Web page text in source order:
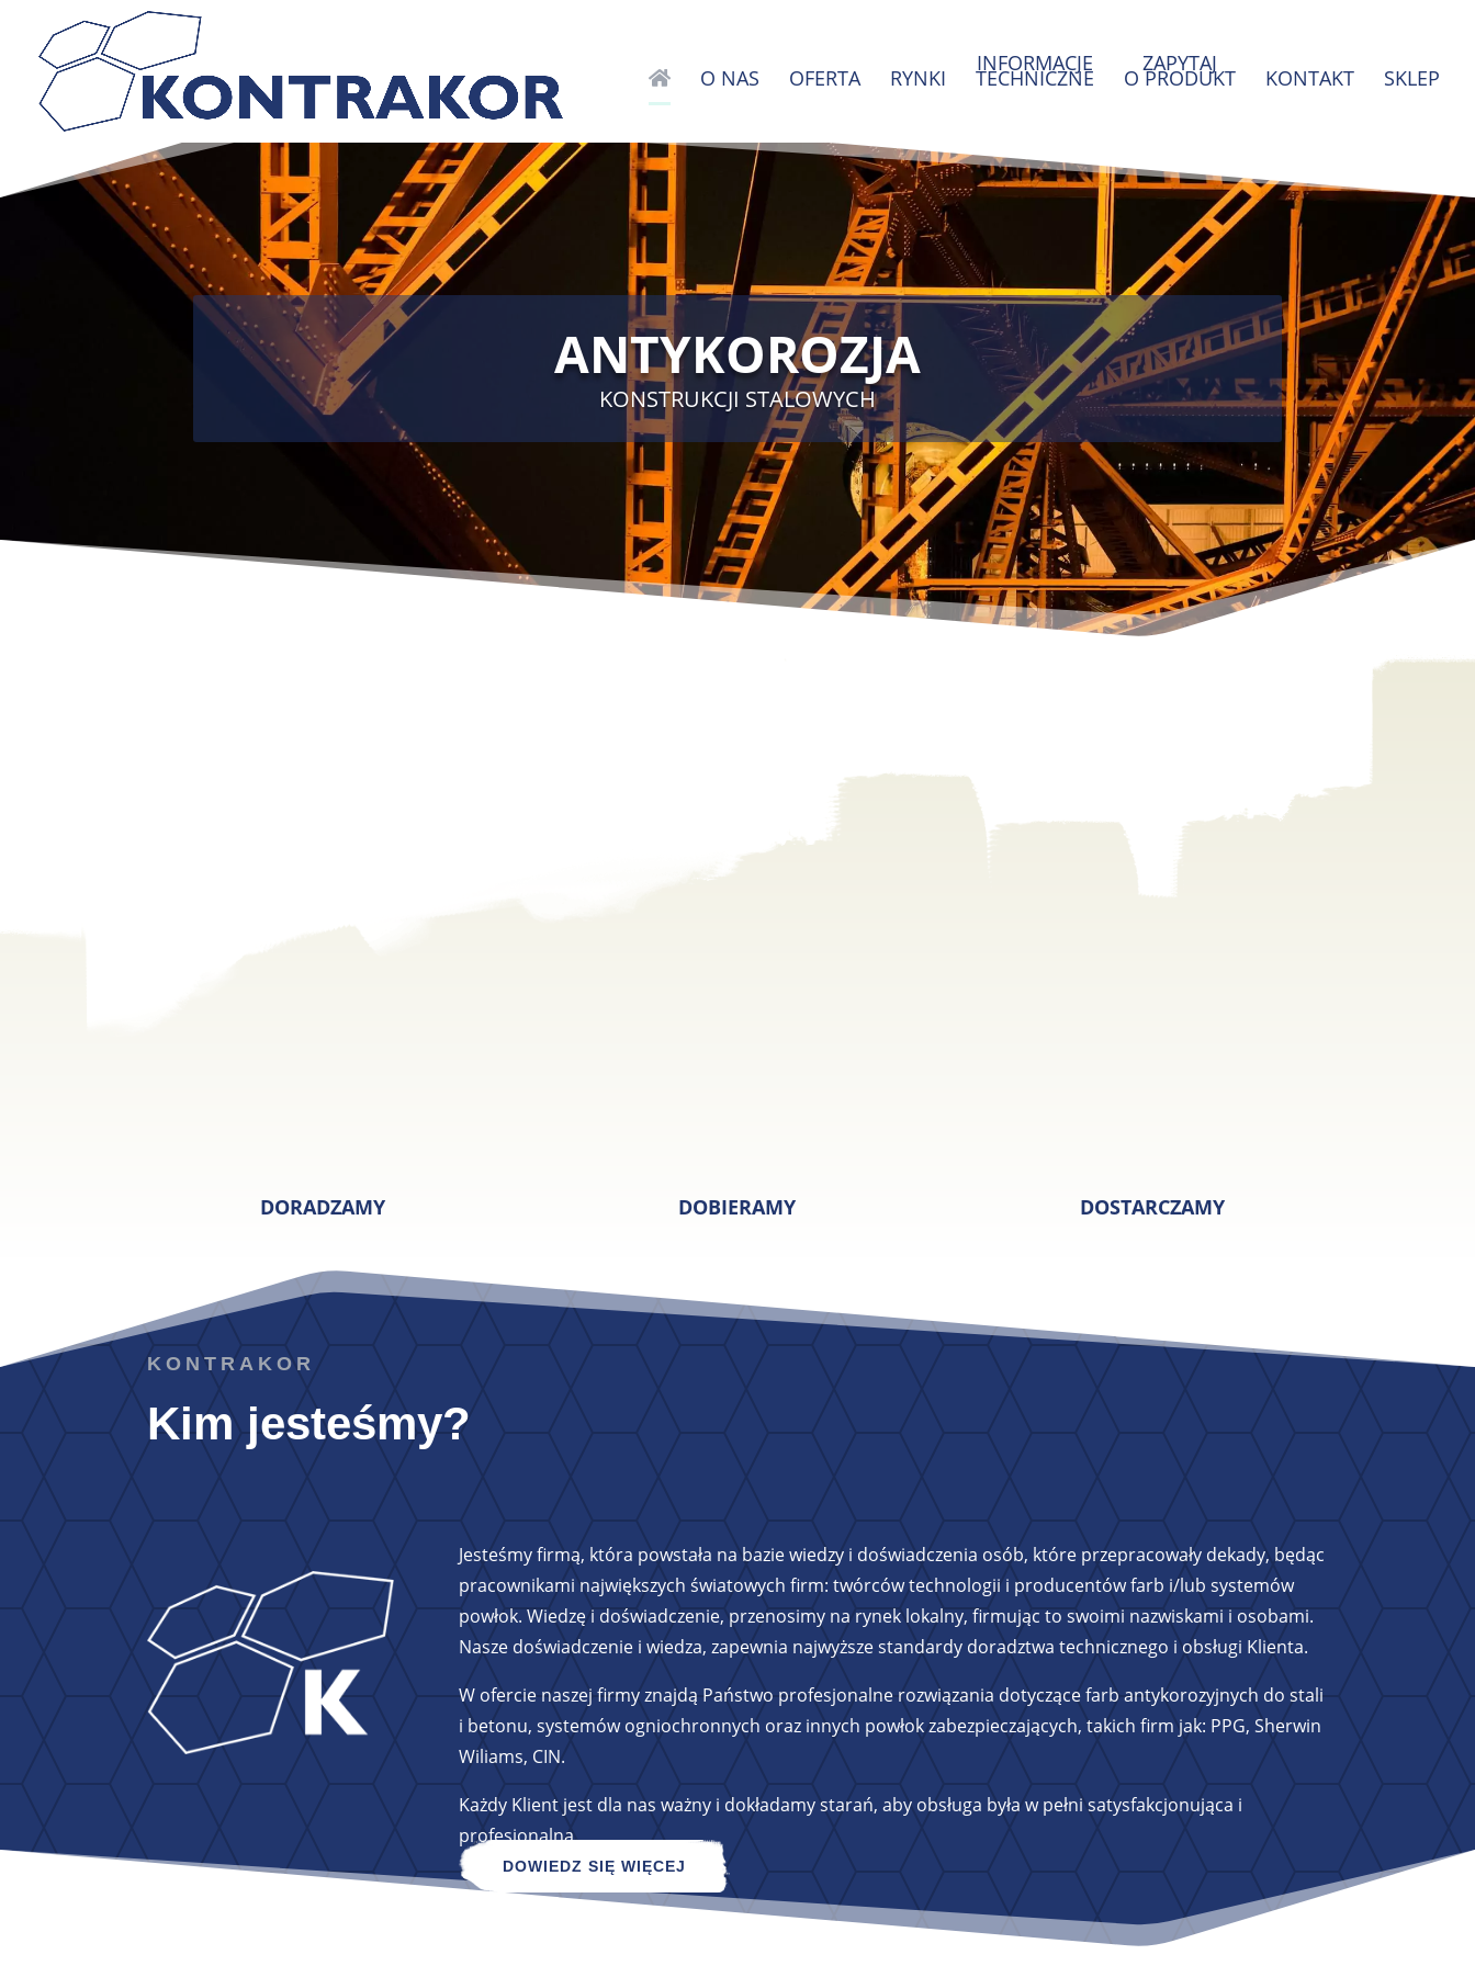
O NAS OFERTA RYNKI
INFORMACJE
TECHNICZNE
ZAPYTAJ
O PRODUKT KONTAKT SKLEP
ANTYKOROZJA
KONSTRUKCJI STALOWYCH
DORADZAMY DOBIERAMY DOSTARCZAMY
KONTRAKOR
Kim jesteśmy?
Jesteśmy firmą, która powstała na bazie wiedzy i doświadczenia osób, które przepracowały dekady, będąc
pracownikami największych światowych firm: twórców technologii i producentów farb i/lub systemów
powłok. Wiedzę i doświadczenie, przenosimy na rynek lokalny, firmując to swoimi nazwiskami i osobami.
Nasze doświadczenie i wiedza, zapewnia najwyższe standardy doradztwa technicznego i obsługi Klienta.
W ofercie naszej firmy znajdą Państwo profesjonalne rozwiązania dotyczące farb antykorozyjnych do stali
i betonu, systemów ogniochronnych oraz innych powłok zabezpieczających, takich firm jak: PPG, Sherwin
Wiliams, CIN.
Każdy Klient jest dla nas ważny i dokładamy starań, aby obsługa była w pełni satysfakcjonująca i
profesjonalna.
DOWIEDZ SIĘ WIĘCEJ